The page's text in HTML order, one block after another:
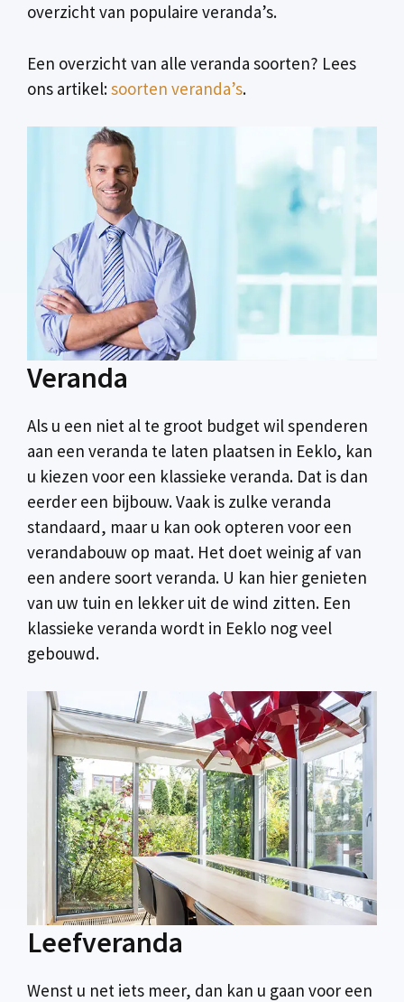
overzicht van populaire veranda’s.
Een overzicht van alle veranda soorten? Lees
ons artikel:soorten veranda’s.
Veranda
Als u een niet al te groot budget wil spenderen
aan een veranda te laten plaatsen in Eeklo, kan
u kiezen voor een klassieke veranda. Dat is dan
eerder een bijbouw. Vaak is zulke veranda
standaard, maar u kan ook opteren voor een
verandabouw op maat. Het doet weinig af van
een andere soort veranda. U kan hier genieten
van uw tuin en lekker uit de wind zitten. Een
klassieke veranda wordt in Eeklo nog veel
gebouwd.
Leefveranda
Wenst u net iets meer, dan kan u gaan voor een